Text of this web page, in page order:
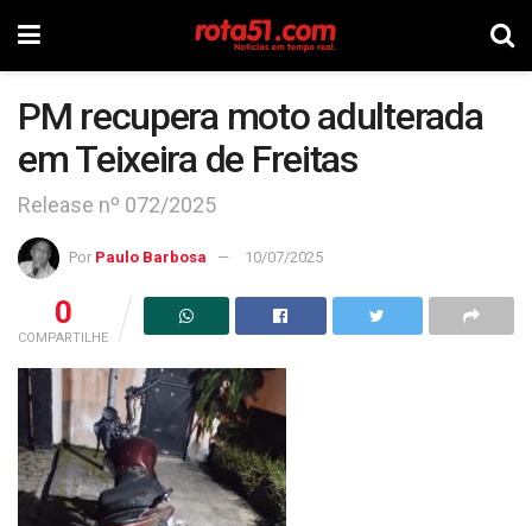
PM recupera moto adulterada
em Teixeira de Freitas
Release nº 072/2025
Por Paulo Barbosa 10/07/2025
0
COMPARTILHE